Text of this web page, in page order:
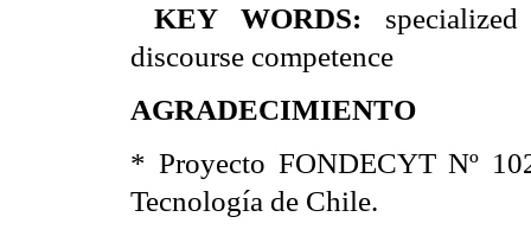
KEY WORDS:
discourse competence
AGRADECIMIENTO
* Proyecto FONDECYT Nº
Tecnología de Chile.